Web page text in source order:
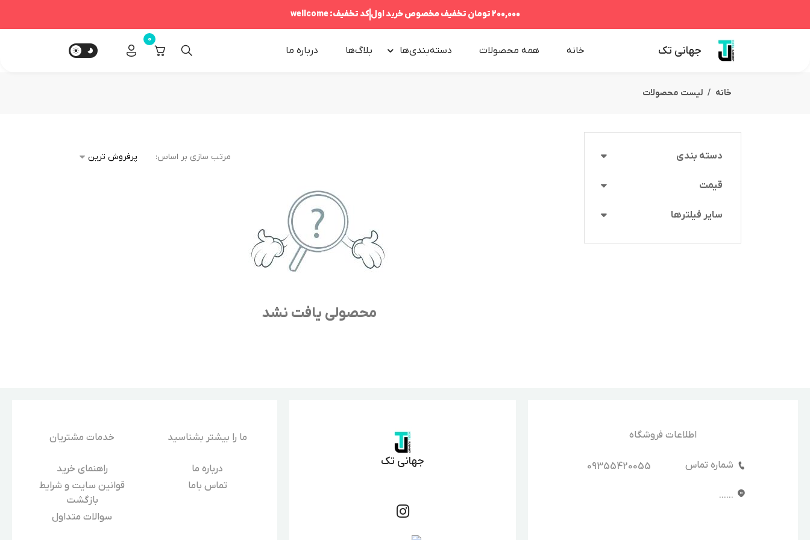
200,000 تومان تخفیف مخصوص خرید اولکد تخفیف:wellcome
جهانی تک خانه همه محصولات دسته‌بندی‌ها بلاگ‌ها درباره‌ ما
0
خانه لیست محصولات
دسته بندی
قیمت
سایر فیلترها
مرتب سازی بر اساس:
محصولی یافت نشد
اطلاعات فروشگاه
شماره تماس 09355420055
......
جهانی تک
ما را بیشتر بشناسید
درباره‌ ما
تماس باما
خدمات مشتریان
راهنمای خرید
قوانین سایت و شرایط
بازگشت
سوالات متداول